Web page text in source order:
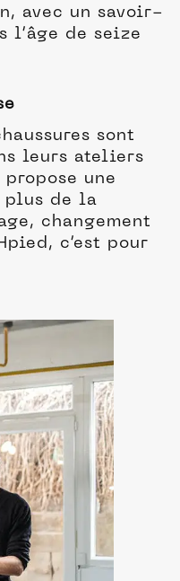
avec un savoir-
de seize
sont
leurs ateliers
une
plus de la
changement
c’est pour